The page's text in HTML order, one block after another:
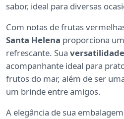
sabor, ideal para diversas
Com notas de frutas
Santa Helena proporciona
refrescante. Sua versatilidade
acompanhante ideal para
frutos do mar, além de ser
um brinde entre amigos.
A elegância de sua